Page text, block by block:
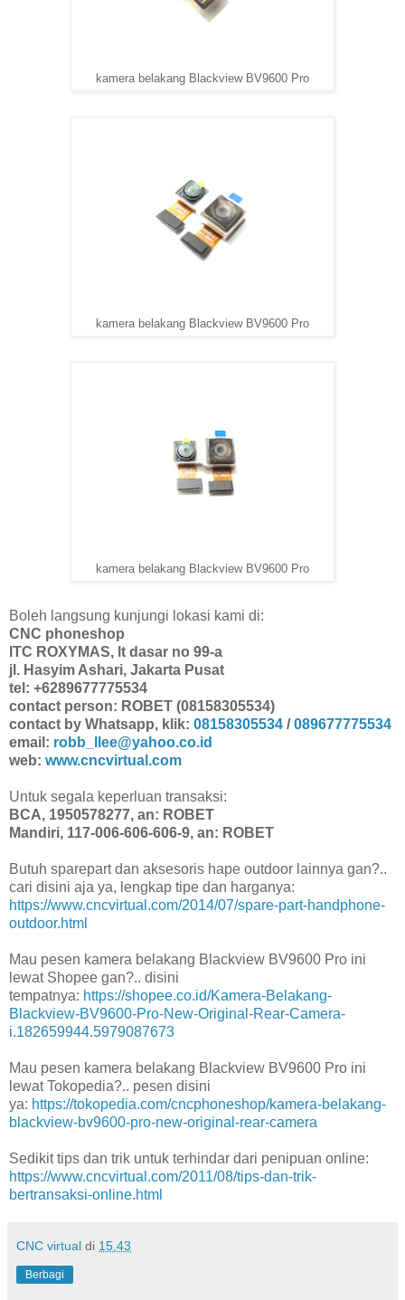
kamera belakang Blackview BV9600 Pro
kamera belakang Blackview BV9600 Pro
kamera belakang Blackview BV9600 Pro
Boleh langsung kunjungi lokasi kami di:
CNC phoneshop
ITC ROXYMAS, lt dasar no 99-a
jl. Hasyim Ashari, Jakarta Pusat
tel: +6289677775534
contact person: ROBET (08158305534)
contact by Whatsapp, klik: 08158305534 /089677775534
email: robb_llee@yahoo.co.id
web: www.cncvirtual.com
Untuk segala keperluan transaksi:
BCA, 1950578277, an: ROBET
Mandiri, 117-006-606-606-9, an: ROBET
Butuh sparepart dan aksesoris hape outdoor lainnya gan?..
cari disini aja ya, lengkap tipe dan harganya:
https://www.cncvirtual.com/2014/07/spare-part-handphone-
outdoor.html
Mau pesen kamera belakang Blackview BV9600 Pro ini
lewat Shopee gan?.. disini
tempatnya: https://shopee.co.id/Kamera-Belakang-
Blackview-BV9600-Pro-New-Original-Rear-Camera-
i.182659944.5979087673
Mau pesen kamera belakang Blackview BV9600 Pro ini
lewat Tokopedia?.. pesen disini
ya: https://tokopedia.com/cncphoneshop/kamera-belakang-
blackview-bv9600-pro-new-original-rear-camera
Sedikit tips dan trik untuk terhindar dari penipuan online:
https://www.cncvirtual.com/2011/08/tips-dan-trik-
bertransaksi-online.html
CNC virtual di 15.43
Berbagi